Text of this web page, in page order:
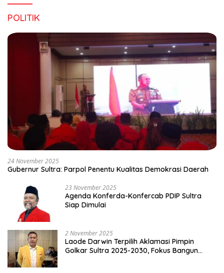
POLITIK
24 November 2025
Gubernur Sultra: Parpol Penentu Kualitas Demokrasi Daerah
23 November 2025
Agenda Konferda-Konfercab PDIP Sultra
Siap Dimulai
2 November 2025
Laode Darwin Terpilih Aklamasi Pimpin
Golkar Sultra 2025-2030, Fokus Bangun